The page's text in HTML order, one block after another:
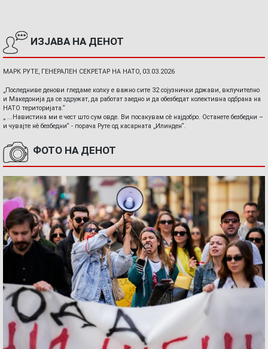
ИЗЈАВА НА ДЕНОТ
МАРК РУТЕ, ГЕНЕРАЛЕН СЕКРЕТАР НА НАТО, 03.03.2026
„Последниве денови гледаме колку е важно сите 32 сојузнички држави, вклучително
и Македонија да се здружат, да работат заедно и да обезбедат колективна одбрана на
НАТО територијата.“
„ ...Навистина ми е чест што сум овде. Ви посакувам сè најдобро. Останете безбедни –
и чувајте нè безбедни“ - порача Руте од касарната „Илинден“.
ФОТО НА ДЕНОТ